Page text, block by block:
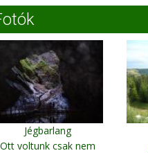
Jégbarlang
Ott voltunk csak nem